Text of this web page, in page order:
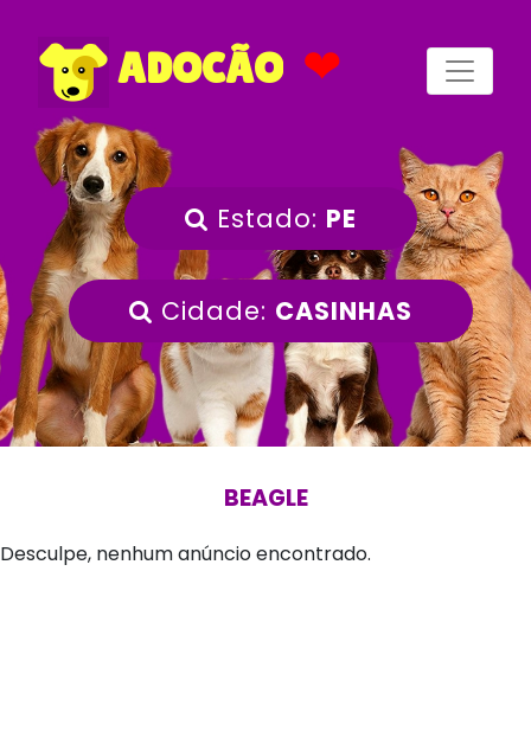
ADOCÃO ❤
Estado: PE
Cidade: CASINHAS
BEAGLE
Desculpe, nenhum anúncio encontrado.